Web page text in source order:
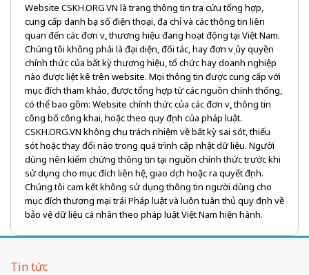
Website CSKH.ORG.VN là trang thông tin tra cứu tổng hợp,
cung cấp danh bạ số điện thoại, địa chỉ và các thông tin liên
quan đến các đơn vị, thương hiệu đang hoạt động tại Việt Nam.
Chúng tôi không phải là đại diện, đối tác, hay đơn vị ủy quyền
chính thức của bất kỳ thương hiệu, tổ chức hay doanh nghiệp
nào được liệt kê trên website. Mọi thông tin được cung cấp với
mục đích tham khảo, được tổng hợp từ các nguồn chính thống,
có thể bao gồm: Website chính thức của các đơn vị, thông tin
công bố công khai, hoặc theo quy định của pháp luật.
CSKH.ORG.VN không chịu trách nhiệm về bất kỳ sai sót, thiếu
sót hoặc thay đổi nào trong quá trình cập nhật dữ liệu. Người
dùng nên kiểm chứng thông tin tại nguồn chính thức trước khi
sử dụng cho mục đích liên hệ, giao dịch hoặc ra quyết định.
Chúng tôi cam kết không sử dụng thông tin người dùng cho
mục đích thương mại trái Pháp luật và luôn tuân thủ quy định về
bảo vệ dữ liệu cá nhân theo pháp luật Việt Nam hiện hành.
Tin tức